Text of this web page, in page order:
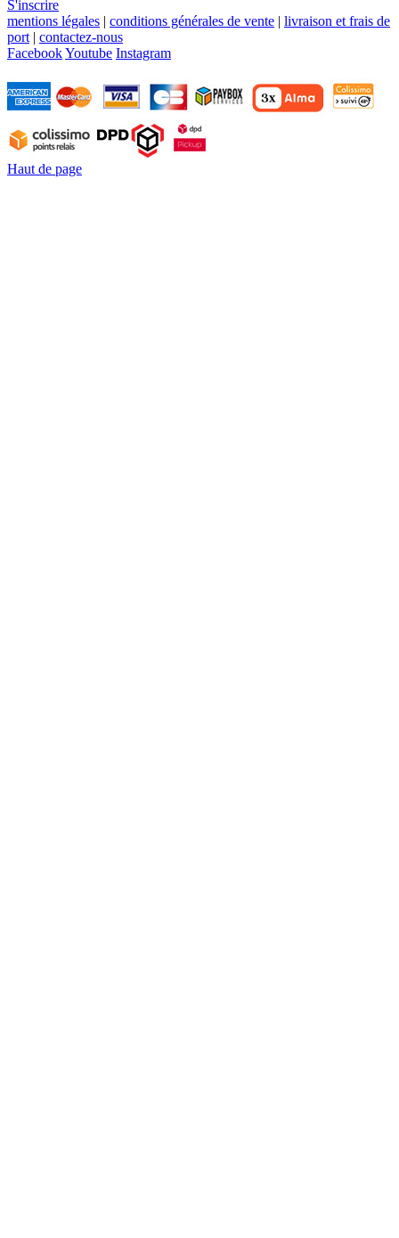
S'inscrire
mentions légales | conditions générales de vente | livraison et frais de
port | contactez-nous
FacebookYoutube Instagram
Haut de page